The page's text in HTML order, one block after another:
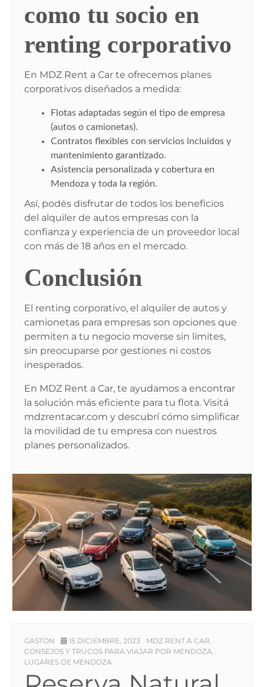
como tu socio en
renting corporativo
En MDZ Rent a Car te ofrecemos planes
corporativos diseñados a medida:
Flotas adaptadas según el tipo de empresa
(autos o camionetas).
Contratos flexibles con servicios incluidos y
mantenimiento garantizado.
Asistencia personalizada y cobertura en
Mendoza y toda la región.
Así, podés disfrutar de todos los beneficios
del alquiler de autos empresas con la
confianza y experiencia de un proveedor local
con más de 18 años en el mercado.
Conclusión
El renting corporativo, el alquiler de autos y
camionetas para empresas son opciones que
permiten a tu negocio moverse sin límites,
sin preocuparse por gestiones ni costos
inesperados.
En MDZ Rent a Car, te ayudamos a encontrar
la solución más eficiente para tu flota. Visitá
mdzrentacar.com y descubrí cómo simplificar
la movilidad de tu empresa con nuestros
planes personalizados.
GASTON 15 DICIEMBRE, 2023 MDZ RENT A CAR
CONSEJOS Y TRUCOS PARA VIAJAR POR MENDOZA
LUGARES DE MENDOZA